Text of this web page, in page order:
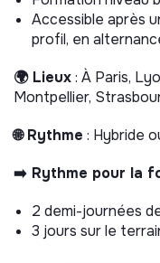
Accessible après
profil, en
🌍 Lieux: À Paris,
Montpellier,
🌐 Rythme : Hybride
➡️ Rythme pour la
2 demi-journées
3 jours sur le